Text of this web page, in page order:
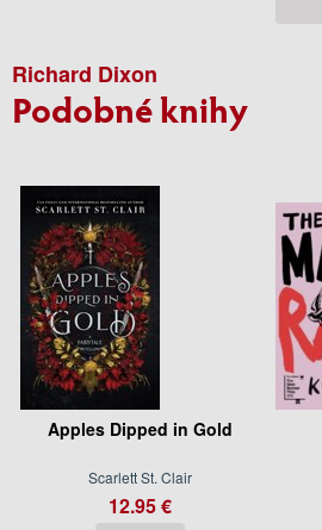
Richard Dixon
Podobné knihy
Apples Dipped in Gold
Scarlett St. Clair
12.95 €